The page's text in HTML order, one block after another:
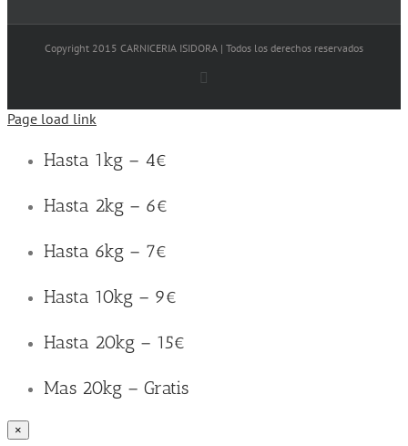
Copyright 2015 CARNICERIA ISIDORA | Todos los derechos reservados
Page load link
Hasta 1kg – 4€
Hasta 2kg – 6€
Hasta 6kg – 7€
Hasta 10kg – 9€
Hasta 20kg – 15€
Mas 20kg – Gratis
×